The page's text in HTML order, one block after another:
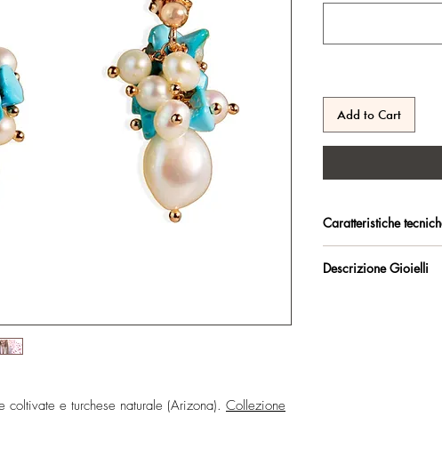
e turchese naturale (Arizona). Collezione
Add to Cart
Caratteristiche
trattamento
Descrizione Gioielli